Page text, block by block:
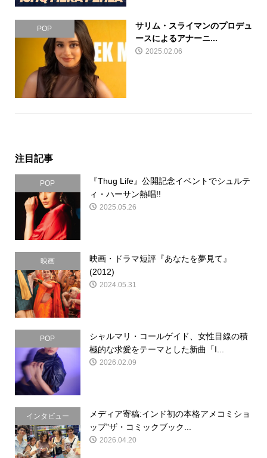
POP
サリム・スライマンのプロデュ
ースによるアナーニ...
2025.02.06
注目記事
POP
『Thug Life』公開記念イベントでシュルテ
ィ・ハーサン熱唱!!
2025.05.26
映画
映画・ドラマ短評『あなたを夢見て』
(2012)
2024.05.31
POP
シャルマリ・コールゲイド、女性目線の積
極的な求愛をテーマとした新曲「I...
2026.02.09
インタビュー
メディア寄稿:インド初の本格アメコミショ
ップ”ザ・コミックブック...
2026.04.20